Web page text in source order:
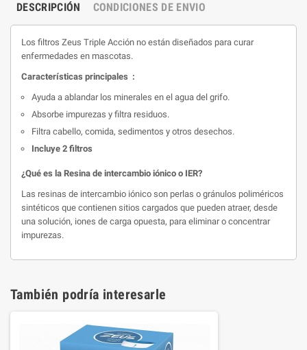
DESCRIPCIÓN CONDICIONES DE ENVIO
Los filtros Zeus Triple Acción no están diseñados para curar
enfermedades en mascotas.
Características principales :
Ayuda a ablandar los minerales en el agua del grifo.
Absorbe impurezas y filtra residuos.
Filtra cabello, comida, sedimentos y otros desechos.
Incluye 2 filtros
¿Qué es la Resina de intercambio iónico o IER?
Las resinas de intercambio iónico son perlas o gránulos poliméricos
sintéticos que contienen sitios cargados que pueden atraer, desde
una solución, iones de carga opuesta, para eliminar o concentrar
impurezas.
También podría interesarle